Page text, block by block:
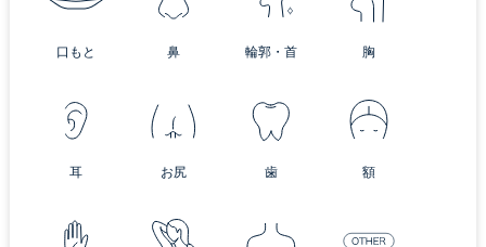
口もと 鼻 輪郭・首 胸
耳 お尻 歯 額